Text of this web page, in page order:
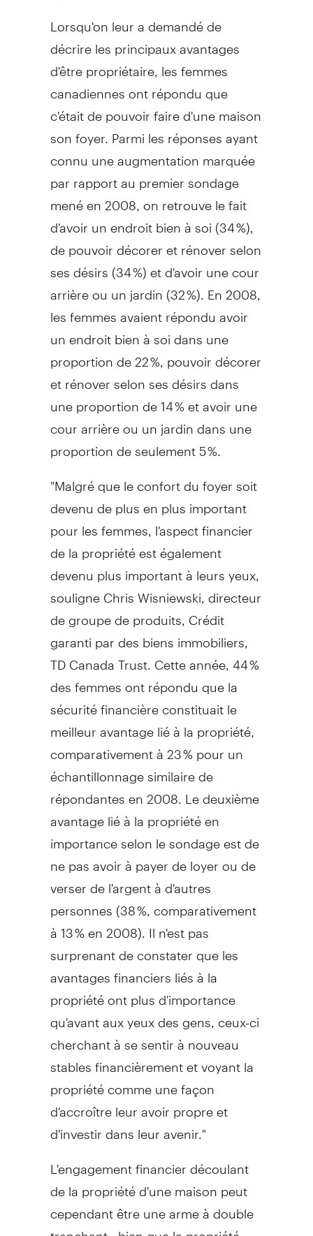
Lorsqu'on leur a demandé de
décrire les principaux avantages
d'être propriétaire, les femmes
canadiennes ont répondu que
c'était de pouvoir faire d'une maison
son foyer. Parmi les réponses ayant
connu une augmentation marquée
par rapport au premier sondage
mené en 2008, on retrouve le fait
d'avoir un endroit bien à soi (34 %),
de pouvoir décorer et rénover selon
ses désirs (34 %) et d'avoir une cour
arrière ou un jardin (32 %). En 2008,
les femmes avaient répondu avoir
un endroit bien à soi dans une
proportion de 22 %, pouvoir décorer
et rénover selon ses désirs dans
une proportion de 14 % et avoir une
cour arrière ou un jardin dans une
proportion de seulement 5 %.
"Malgré que le confort du foyer soit
devenu de plus en plus important
pour les femmes, l'aspect financier
de la propriété est également
devenu plus important à leurs yeux,
souligne Chris Wisniewski, directeur
de groupe de produits, Crédit
garanti par des biens immobiliers,
TD Canada Trust. Cette année, 44 %
des femmes ont répondu que la
sécurité financière constituait le
meilleur avantage lié à la propriété,
comparativement à 23 % pour un
échantillonnage similaire de
répondantes en 2008. Le deuxième
avantage lié à la propriété en
importance selon le sondage est de
ne pas avoir à payer de loyer ou de
verser de l'argent à d'autres
personnes (38 %, comparativement
à 13 % en 2008). Il n'est pas
surprenant de constater que les
avantages financiers liés à la
propriété ont plus d'importance
qu'avant aux yeux des gens, ceux-ci
cherchant à se sentir à nouveau
stables financièrement et voyant la
propriété comme une façon
d'accroître leur avoir propre et
d'investir dans leur avenir."
L'engagement financier découlant
de la propriété d'une maison peut
cependant être une arme à double
tranchant : bien que la propriété